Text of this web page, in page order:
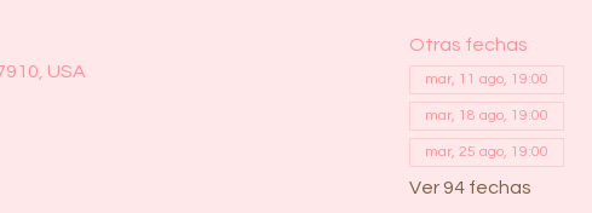
USA
Otras fechas
mar, 11 ago, 19:00
mar, 18 ago, 19:00
mar, 25 ago, 19:00
Ver 94 fechas